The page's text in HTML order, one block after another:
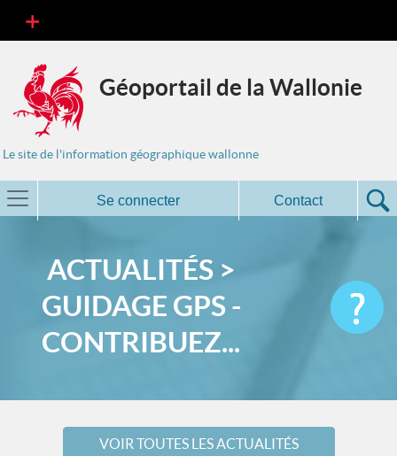
Géoportail de la Wallonie
Le site de l'information géographique wallonne
Se connecter Contact
ACTUALITÉS >
GUIDAGE GPS -
CONTRIBUEZ...
VOIR TOUTES LES ACTUALITÉS